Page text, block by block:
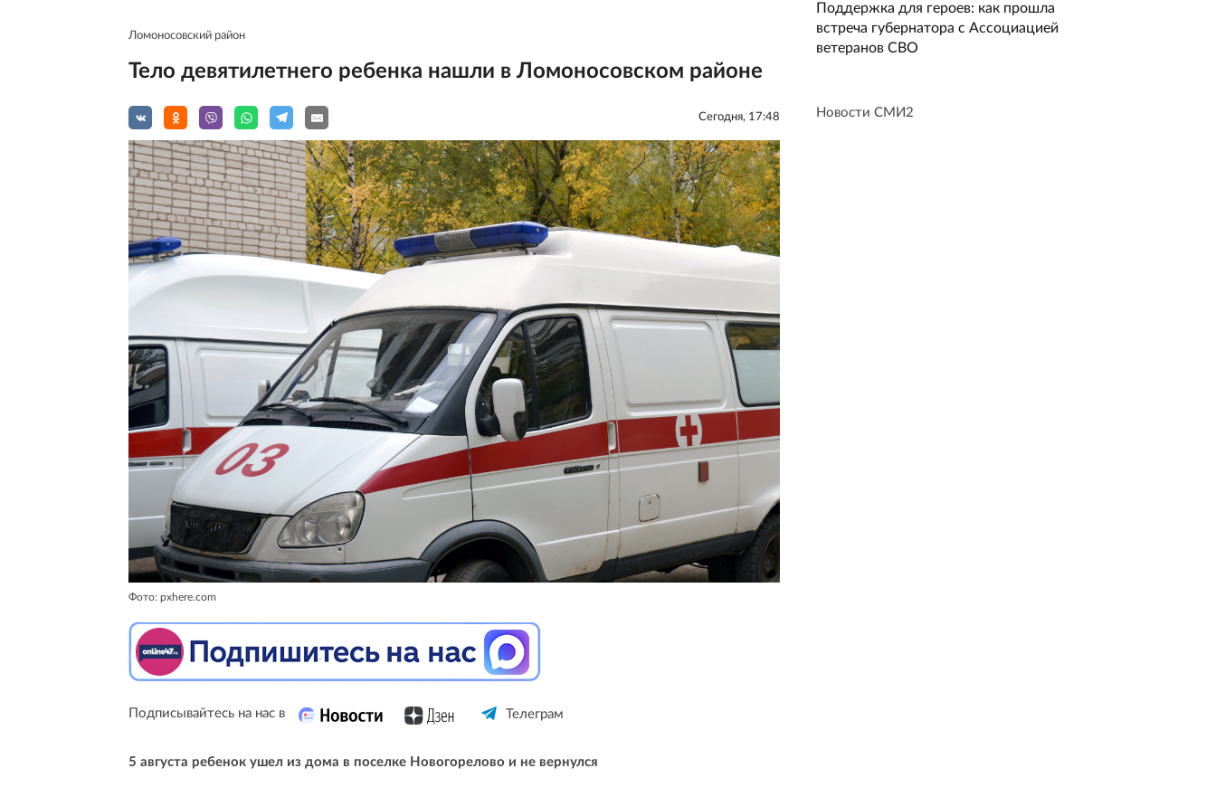
Ломоносовский район
Тело девятилетнего ребенка нашли в Ломоносовском районе
Сегодня, 17:48
Фото: pxhere.com
Подписывайтесь на нас в Телеграм
5 августа ребенок ушел из дома в поселке Новогорелово и не вернулся
Поддержка для героев: как прошла
встреча губернатора с Ассоциацией
ветеранов СВО
Новости СМИ2